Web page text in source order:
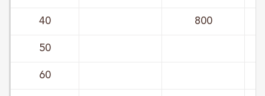
40 800
50
60